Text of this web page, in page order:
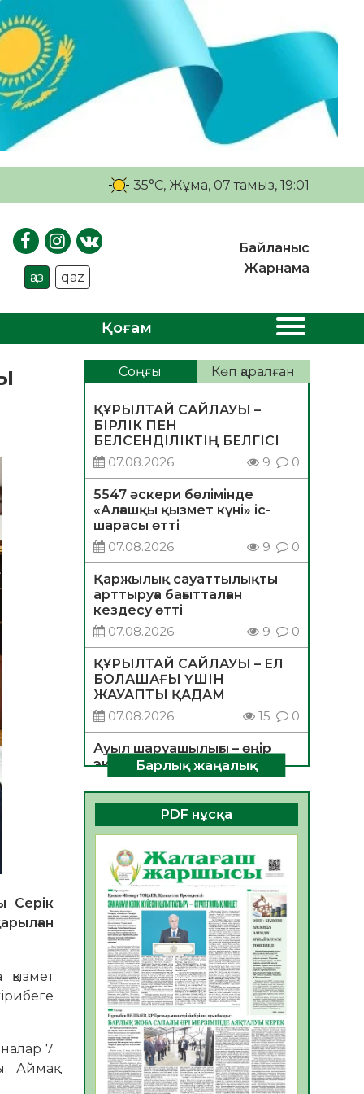
35°C, Жұма, 07 тамыз, 19:01
қаз qaz
Байланыс
Жарнама
Қоғам
Серік
7
Аймақ
Соңғы Көп қаралған
ҚҰРЫЛТАЙ САЙЛАУЫ –
БІРЛІК ПЕН
БЕЛСЕНДІЛІКТІҢ БЕЛГІСІ
07.08.2026
9 0
5547 әскери бөлімінде
«Алғашқы қызмет күні» іс-
шарасы өтті
07.08.2026
9 0
Қаржылық сауаттылықты
арттыруға бағытталған
кездесу өтті
07.08.2026
9 0
ҚҰРЫЛТАЙ САЙЛАУЫ – ЕЛ
БОЛАШАҒЫ ҮШІН
ЖАУАПТЫ ҚАДАМ
07.08.2026
15 0
Ауыл шаруашылығы – өңір
экономикасының негізгі
тірегі
06.08.2026
26 0
ҚОҒАМДЫҚ БЕЛСЕНДІЛІК –
ЕЛ ДАМУЫНЫҢ НЕГІЗІ
06.08.2026
24
ҚҰРЫЛТАЙ САЙЛАУЫ –
БОЛАШАҚҚА БАСТАР
ЖАУАПТЫ ТАҢДАУ
06.08.2026
27
Инфекциялық ауруларға
қарсы иммундау
жұмыстарының тиімділігі
06.08.2026
28
Көкжөтел ауруы туралы
Барлық жаңалық
PDF нұсқа